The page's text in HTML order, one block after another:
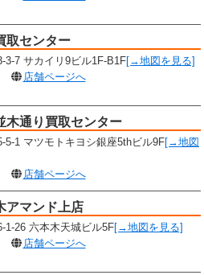
取センター
3-7 サカイリ9ビル1F-B1F[→地図を見る]
店舗ページへ
木通り買取センター
5-1 マツモトキヨシ銀座5thビル9F[→地図
店舗ページへ
アマンド上店
1-26 六本木天城ビル5F[→地図を見る]
店舗ページへ